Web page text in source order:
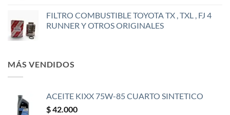
FILTRO COMBUSTIBLE TOYOTA TX , TXL , FJ 4
RUNNER Y OTROS ORIGINALES
MÁS VENDIDOS
ACEITE KIXX 75W-85 CUARTO SINTETICO
$42.000